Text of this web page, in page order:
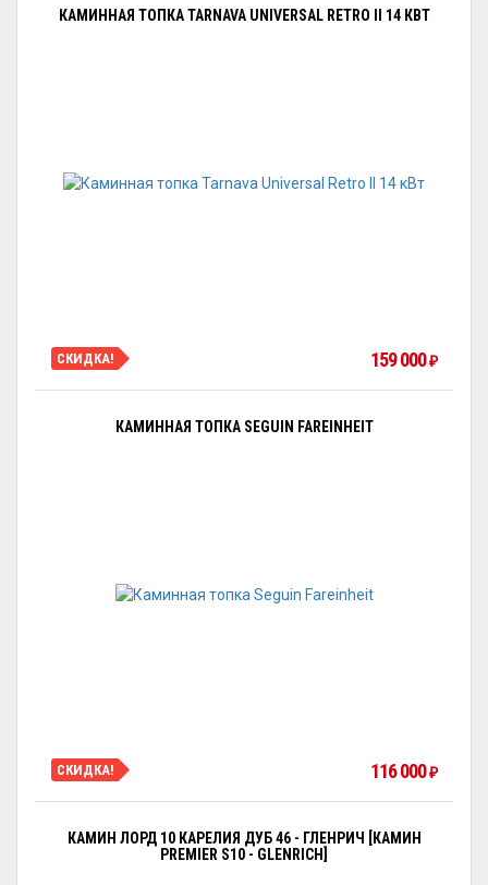
КАМИННАЯ ТОПКА TARNAVA UNIVERSAL RETRO II 14 КВТ
СКИДКА! 159 000₽
КАМИННАЯ ТОПКА SEGUIN FAREINHEIT
СКИДКА! 116 000₽
КАМИН ЛОРД 10 КАРЕЛИЯ ДУБ 46 - ГЛЕНРИЧ [КАМИН
PREMIER S10 - GLENRICH]